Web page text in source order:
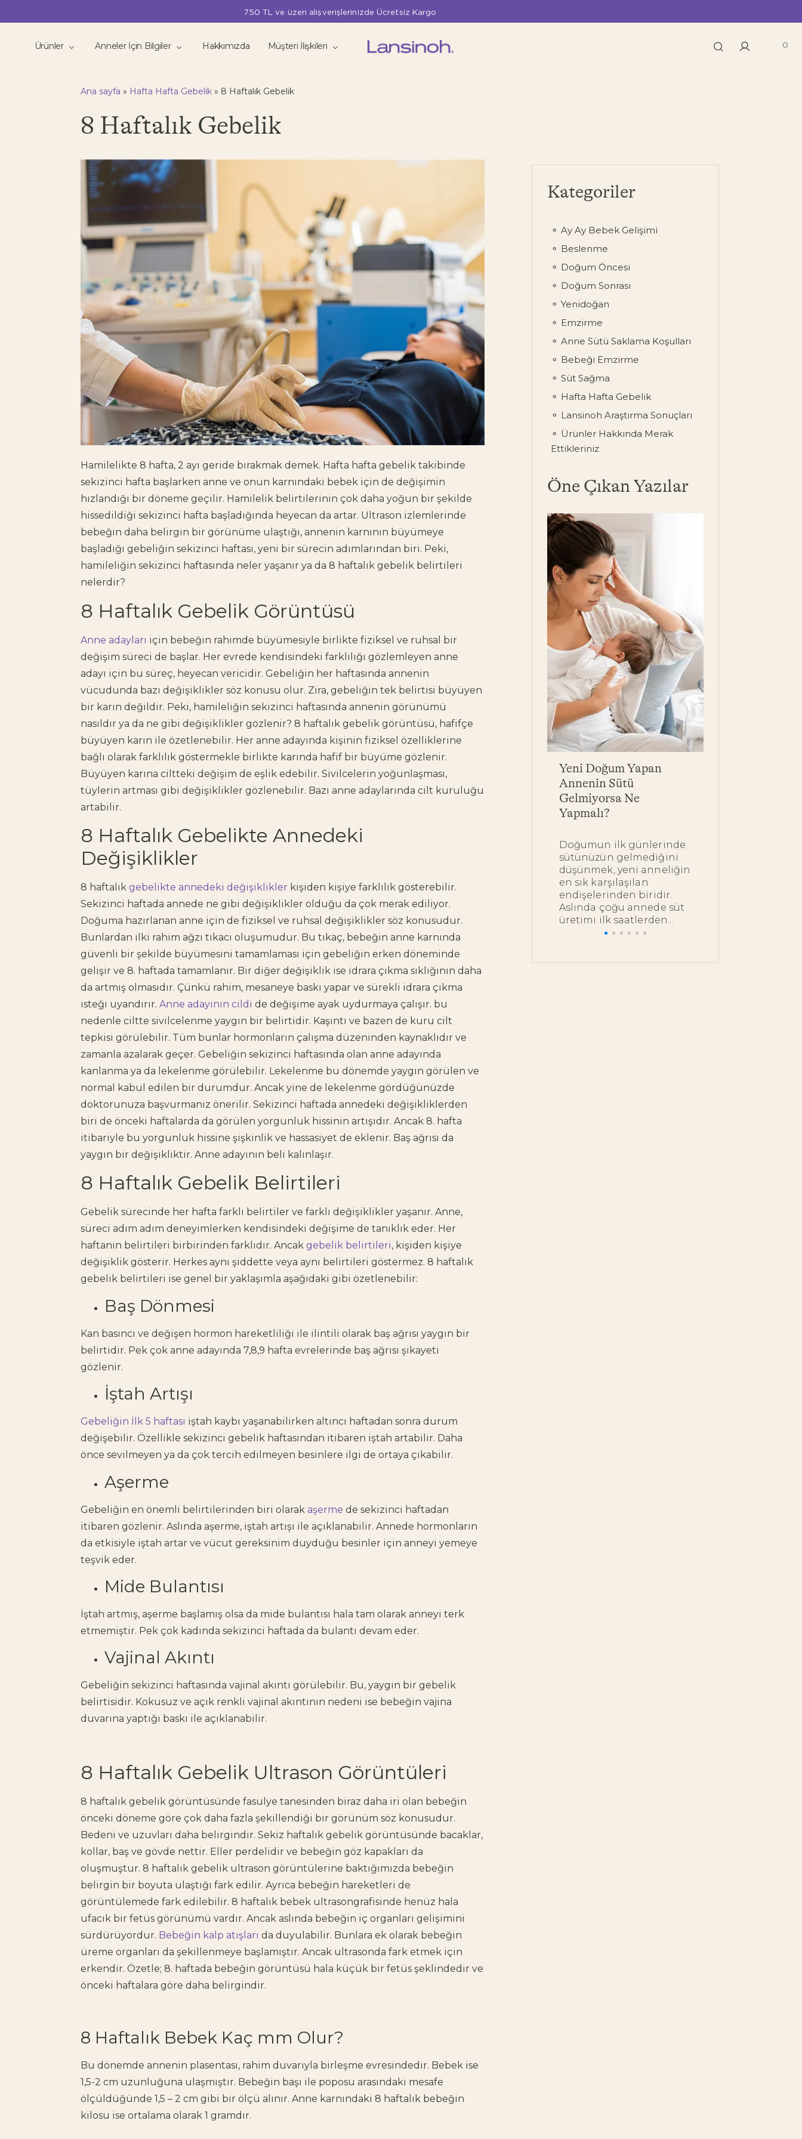
750 TL ve üzeri alışverişlerinizde Ücretsiz Kargo
Ürünler Anneler İçin Bilgiler Hakkımızda Müşteri İlişkileri 0
Ana sayfa » Hafta Hafta Gebelik » 8 Haftalık Gebelik
8 Haftalık Gebelik
Hamilelikte 8 hafta, 2 ayı geride bırakmak demek. Hafta hafta gebelik takibinde
sekizinci hafta başlarken anne ve onun karnındaki bebek için de değişimin
hızlandığı bir döneme geçilir. Hamilelik belirtilerinin çok daha yoğun bir şekilde
hissedildiği sekizinci hafta başladığında heyecan da artar. Ultrason izlemlerinde
bebeğin daha belirgin bir görünüme ulaştığı, annenin karnının büyümeye
başladığı gebeliğin sekizinci haftası, yeni bir sürecin adımlarından biri. Peki,
hamileliğin sekizinci haftasında neler yaşanır ya da 8 haftalık gebelik belirtileri
nelerdir?
8 Haftalık Gebelik Görüntüsü
Anne adayları için bebeğin rahimde büyümesiyle birlikte fiziksel ve ruhsal bir
değişim süreci de başlar. Her evrede kendisindeki farklılığı gözlemleyen anne
adayı için bu süreç, heyecan vericidir. Gebeliğin her haftasında annenin
vücudunda bazı değişiklikler söz konusu olur. Zira, gebeliğin tek belirtisi büyüyen
bir karın değildir. Peki, hamileliğin sekizinci haftasında annenin görünümü
nasıldır ya da ne gibi değişiklikler gözlenir? 8 haftalık gebelik görüntüsü, hafifçe
büyüyen karın ile özetlenebilir. Her anne adayında kişinin fiziksel özelliklerine
bağlı olarak farklılık göstermekle birlikte karında hafif bir büyüme gözlenir.
Büyüyen karına ciltteki değişim de eşlik edebilir. Sivilcelerin yoğunlaşması,
tüylerin artması gibi değişiklikler gözlenebilir. Bazı anne adaylarında cilt kuruluğu
artabilir.
​​8 Haftalık Gebelikte Annedeki
Değişiklikler
8 haftalık gebelikte annedeki değişiklikler kişiden kişiye farklılık gösterebilir.
Sekizinci haftada annede ne gibi değişiklikler olduğu da çok merak ediliyor.
Doğuma hazırlanan anne için de fiziksel ve ruhsal değişiklikler söz konusudur.
Bunlardan ilki rahim ağzı tıkacı oluşumudur. Bu tıkaç, bebeğin anne karnında
güvenli bir şekilde büyümesini tamamlaması için gebeliğin erken döneminde
gelişir ve 8. haftada tamamlanır. Bir diğer değişiklik ise idrara çıkma sıklığının daha
da artmış olmasıdır. Çünkü rahim, mesaneye baskı yapar ve sürekli idrara çıkma
isteği uyandırır. Anne adayının cildi de değişime ayak uydurmaya çalışır. bu
nedenle ciltte sivilcelenme yaygın bir belirtidir. Kaşıntı ve bazen de kuru cilt
tepkisi görülebilir. Tüm bunlar hormonların çalışma düzeninden kaynaklıdır ve
zamanla azalarak geçer. Gebeliğin sekizinci haftasında olan anne adayında
kanlanma ya da lekelenme görülebilir. Lekelenme bu dönemde yaygın görülen ve
normal kabul edilen bir durumdur. Ancak yine de lekelenme gördüğünüzde
doktorunuza başvurmanız önerilir. Sekizinci haftada annedeki değişikliklerden
biri de önceki haftalarda da görülen yorgunluk hissinin artışıdır. Ancak 8. hafta
itibariyle bu yorgunluk hissine şişkinlik ve hassasiyet de eklenir. Baş ağrısı da
yaygın bir değişikliktir. Anne adayının beli kalınlaşır.
8 Haftalık Gebelik Belirtileri
​​Gebelik sürecinde her hafta farklı belirtiler ve farklı değişiklikler yaşanır. Anne,
süreci adım adım deneyimlerken kendisindeki değişime de tanıklık eder. Her
haftanın belirtileri birbirinden farklıdır. Ancak gebelik belirtileri, kişiden kişiye
değişiklik gösterir. Herkes aynı şiddette veya aynı belirtileri göstermez. 8 haftalık
gebelik belirtileri ise genel bir yaklaşımla aşağıdaki gibi özetlenebilir:
Baş Dönmesi
Kan basıncı ve değişen hormon hareketliliği ile ilintili olarak baş ağrısı yaygın bir
belirtidir. Pek çok anne adayında 7,8,9 hafta evrelerinde baş ağrısı şikayeti
gözlenir.
İştah Artışı
Gebeliğin İlk 5 haftası iştah kaybı yaşanabilirken altıncı haftadan sonra durum
değişebilir. Özellikle sekizinci gebelik haftasından itibaren iştah artabilir. Daha
önce sevilmeyen ya da çok tercih edilmeyen besinlere ilgi de ortaya çıkabilir.
Aşerme
Gebeliğin en önemli belirtilerinden biri olarak aşerme de sekizinci haftadan
itibaren gözlenir. Aslında aşerme, iştah artışı ile açıklanabilir. Annede hormonların
da etkisiyle iştah artar ve vücut gereksinim duyduğu besinler için anneyi yemeye
teşvik eder.
Mide Bulantısı
İştah artmış, aşerme başlamış olsa da mide bulantısı hala tam olarak anneyi terk
etmemiştir. Pek çok kadında sekizinci haftada da bulantı devam eder.
Vajinal Akıntı
Gebeliğin sekizinci haftasında vajinal akıntı görülebilir. Bu, yaygın bir gebelik
belirtisidir. Kokusuz ve açık renkli vajinal akıntının nedeni ise bebeğin vajina
duvarına yaptığı baskı ile açıklanabilir.
​​8 Haftalık Gebelik Ultrason Görüntüleri
8 haftalık gebelik görüntüsünde fasulye tanesinden biraz daha iri olan bebeğin
önceki döneme göre çok daha fazla şekillendiği bir görünüm söz konusudur.
Bedeni ve uzuvları daha belirgindir. Sekiz haftalık gebelik görüntüsünde bacaklar,
kollar, baş ve gövde nettir. Eller perdelidir ve bebeğin göz kapakları da
oluşmuştur. 8 haftalık gebelik ultrason görüntülerine baktığımızda bebeğin
belirgin bir boyuta ulaştığı fark edilir. Ayrıca bebeğin hareketleri de
görüntülemede fark edilebilir. 8 haftalık bebek ultrasongrafisinde henüz hala
ufacık bir fetüs görünümü vardır. Ancak aslında bebeğin iç organları gelişimini
sürdürüyordur. Bebeğin kalp atışları da duyulabilir. Bunlara ek olarak bebeğin
üreme organları da şekillenmeye başlamıştır. Ancak ultrasonda fark etmek için
erkendir. Özetle; 8. haftada bebeğin görüntüsü hala küçük bir fetüs şeklindedir ve
önceki haftalara göre daha belirgindir.
8 Haftalık Bebek Kaç mm Olur?
Bu dönemde annenin plasentası, rahim duvarıyla birleşme evresindedir. Bebek ise
1,5-2 cm uzunluğuna ulaşmıştır. Bebeğin başı ile poposu arasındaki mesafe
ölçüldüğünde 1,5 – 2 cm gibi bir ölçü alınır. Anne karnındaki 8 haftalık bebeğin
kilosu ise ortalama olarak 1 gramdır.
Kategoriler
Ay Ay Bebek Gelişimi
Beslenme
Doğum Öncesi
Doğum Sonrası
Yenidoğan
Emzirme
Anne Sütü Saklama Koşulları
Bebeği Emzirme
Süt Sağma
Hafta Hafta Gebelik
Lansinoh Araştırma Sonuçları
Ürünler Hakkında Merak
Ettikleriniz
Öne Çıkan Yazılar
Doula Nedir, Ne Yapar?
Doula Hakkında
Bilinmesi Gerekenler
yanımda, bana güç
verecek birileri olsa…"
Heyecan,...
Yeni Doğum Yapan
Annenin Sütü
Gelmiyorsa Ne
Yapmalı?
Doğumun ilk günlerinde
sütünüzün gelmediğini
düşünmek, yeni anneliğin
en sık karşılaşılan
endişelerinden biridir.
Aslında çoğu annede süt
üretimi ilk saatlerden...